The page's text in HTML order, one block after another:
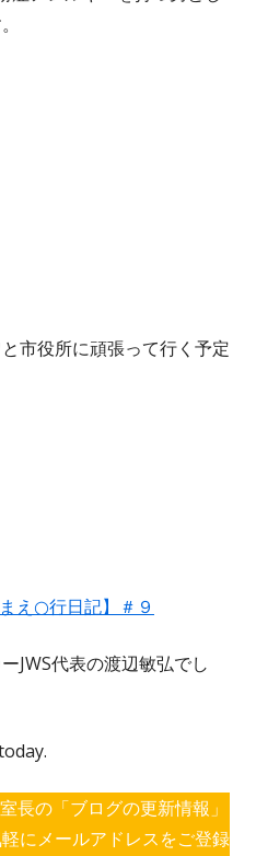
市役所に頑張って行く予定
まえ○行日記】＃９
JWS代表の渡辺敏弘でし
長の「ブログの更新情報」
にメールアドレスをご登録